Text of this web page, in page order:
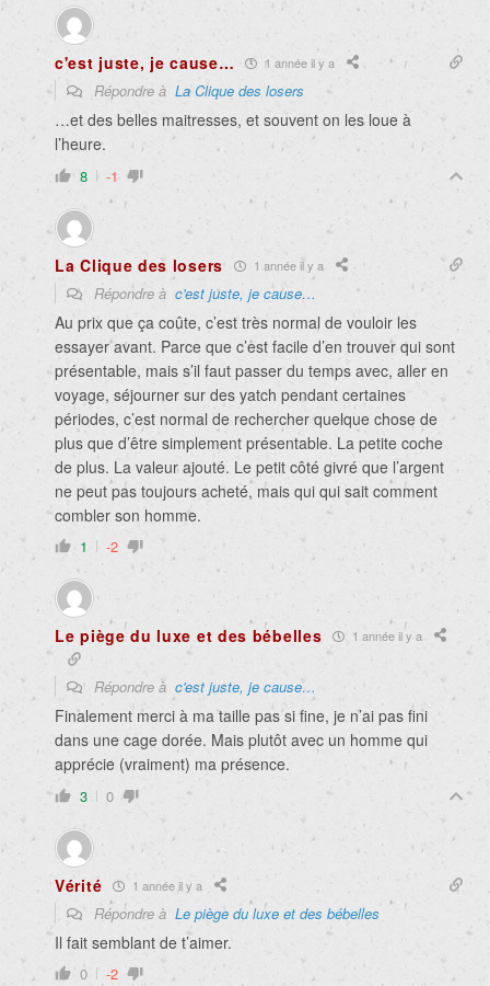
c'est juste, je cause… 1 année il y a
Répondre à La Clique des losers
…et des belles maitresses, et souvent on les loue à
l’heure.
8 -1
La Clique des losers 1 année il y a
Répondre à c'est juste, je cause…
Au prix que ça coûte, c’est très normal de vouloir les
essayer avant. Parce que c’est facile d’en trouver qui sont
présentable, mais s’il faut passer du temps avec, aller en
voyage, séjourner sur des yatch pendant certaines
périodes, c’est normal de rechercher quelque chose de
plus que d’être simplement présentable. La petite coche
de plus. La valeur ajouté. Le petit côté givré que l’argent
ne peut pas toujours acheté, mais qui qui sait comment
combler son homme.
1 -2
Le piège du luxe et des bébelles 1 année il y a
Répondre à c'est juste, je cause…
Finalement merci à ma taille pas si fine, je n’ai pas fini
dans une cage dorée. Mais plutôt avec un homme qui
apprécie (vraiment) ma présence.
3 0
Vérité 1 année il y a
Répondre à Le piège du luxe et des bébelles
Il fait semblant de t’aimer.
0 -2